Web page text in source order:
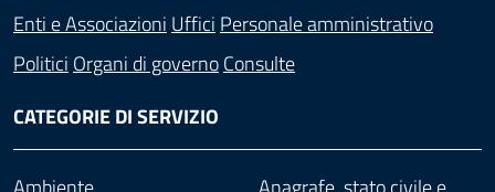
Enti e Associazioni Uffici Personale amministrativo
Politici Organi di governoConsulte
CATEGORIE DI SERVIZIO